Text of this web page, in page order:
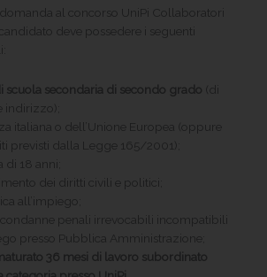
al concorso UniPi Collaboratori
deve possedere i seguenti
scuola secondaria di secondo grado (di
indirizzo);
italiana o dell’Unione Europea (oppure
previsti dalla Legge 165/2001);
di 18 anni;
dei diritti civili e politici;
all’impiego;
condanne penali irrevocabili incompatibili
presso Pubblica Amministrazione;
36 mesi di lavoro subordinato